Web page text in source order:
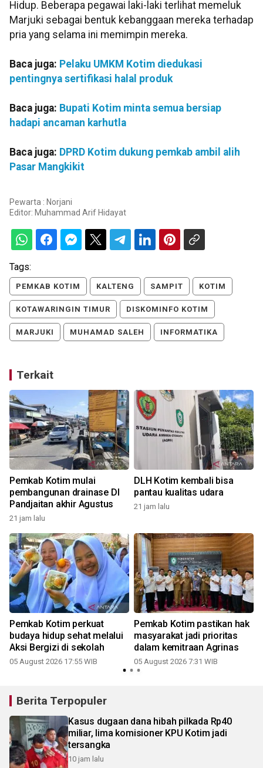
Hidup. Beberapa pegawai laki-laki terlihat memeluk
Marjuki sebagai bentuk kebanggaan mereka terhadap
pria yang selama ini memimpin mereka.
Baca juga: Pelaku UMKM Kotim diedukasi
pentingnya sertifikasi halal produk
Baca juga: Bupati Kotim minta semua bersiap
hadapi ancaman karhutla
Baca juga: DPRD Kotim dukung pemkab ambil alih
Pasar Mangkikit
Pewarta : Norjani
Editor: Muhammad Arif Hidayat
Tags:
PEMKAB KOTIM KALTENG SAMPIT KOTIM
KOTAWARINGIN TIMUR DISKOMINFO KOTIM
MARJUKI MUHAMAD SALEH INFORMATIKA
Terkait
Pemkab Kotim mulai
pembangunan drainase DI
Pandjaitan akhir Agustus
21 jam lalu
DLH Kotim kembali bisa
pantau kualitas udara
21 jam lalu
Pemkab Kotim perkuat
budaya hidup sehat melalui
Aksi Bergizi di sekolah
05 August 2026 17:55 WIB
Pemkab Kotim pastikan hak
masyarakat jadi prioritas
dalam kemitraan Agrinas
05 August 2026 7:31 WIB
Berita Terpopuler
Kasus dugaan dana hibah pilkada Rp40
miliar, lima komisioner KPU Kotim jadi
tersangka
10 jam lalu